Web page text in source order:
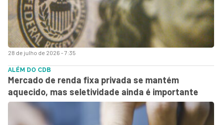
28 de julho de 2026 - 7:35
ALÉM DO CDB
Mercado de renda fixa privada se mantém
aquecido, mas seletividade ainda é importante